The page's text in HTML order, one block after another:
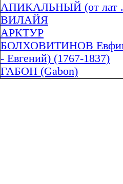
АПИКАЛЬНЫЙ (от лат .
ВИЛАЙЯ
АРКТУР
БОЛХОВИТИНОВ
- Евгений) (1767-1837)
ГАБОН (Gabon)